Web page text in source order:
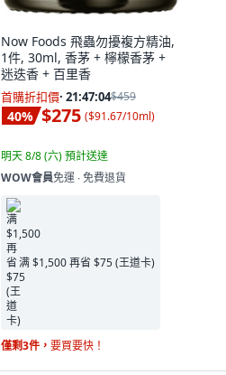
Now Foods 飛蟲勿擾複方精油,
1件, 30ml, 香茅 + 檸檬香茅 +
迷迭香 + 百里香
首購折扣價· 21:47:02$459
40% $275 ($91.67/10ml)
明天 8/8 (六)預計送達
WOW會員免運 ∙ 免費退貨
满 $1,500 再省 $75 (王道卡)
僅剩3件， 要買要快！